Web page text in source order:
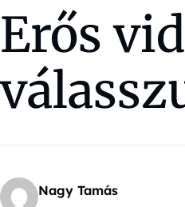
Erős
Nagy Tamás